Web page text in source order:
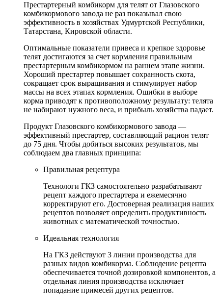
Престартерный комбикорм для телят от Глазовского
комбикормового завода не раз показывал свою
эффективность в хозяйствах Удмуртской Республики,
Татарстана, Кировской области.
Оптимальные показатели привеса и крепкое здоровье
телят достигаются за счет кормления правильным
престартерным комбикормом на раннем этапе жизни.
Хороший престартер повышает сохранность скота,
сокращает срок выращивания и стимулирует набор
массы на всех этапах кормления. Ошибки в выборе
корма приводят к противоположному результату: телята
не набирают нужного веса, и прибыль хозяйства падает.
Продукт Глазовского комбикормового завода —
эффективный престартер, составляющий рацион телят
до 75 дня. Чтобы добиться высоких результатов, мы
соблюдаем два главных принципа:
Правильная рецептура
Технологи ГКЗ самостоятельно разрабатывают
рецепт каждого престартера и ежемесячно
корректируют его. Достоверная реализация наших
рецептов позволяет определить продуктивность
животных с математической точностью.
Идеальная технология
На ГКЗ действуют 3 линии производства для
разных видов комбикорма. Соблюдение рецепта
обеспечивается точной дозировкой компонентов, а
отдельная линия производства исключает
попадание примесей других рецептов.